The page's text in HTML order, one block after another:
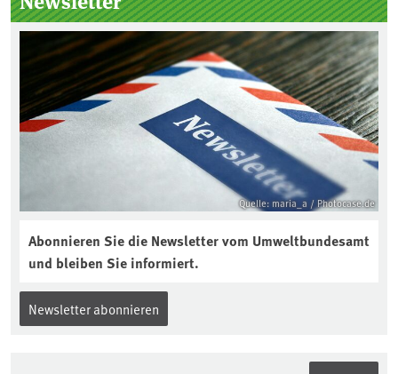
Quelle: maria_a / Photocase.de
Abonnieren Sie die Newsletter vom Umweltbundesamt
und bleiben Sie informiert.
Newsletter abonnieren